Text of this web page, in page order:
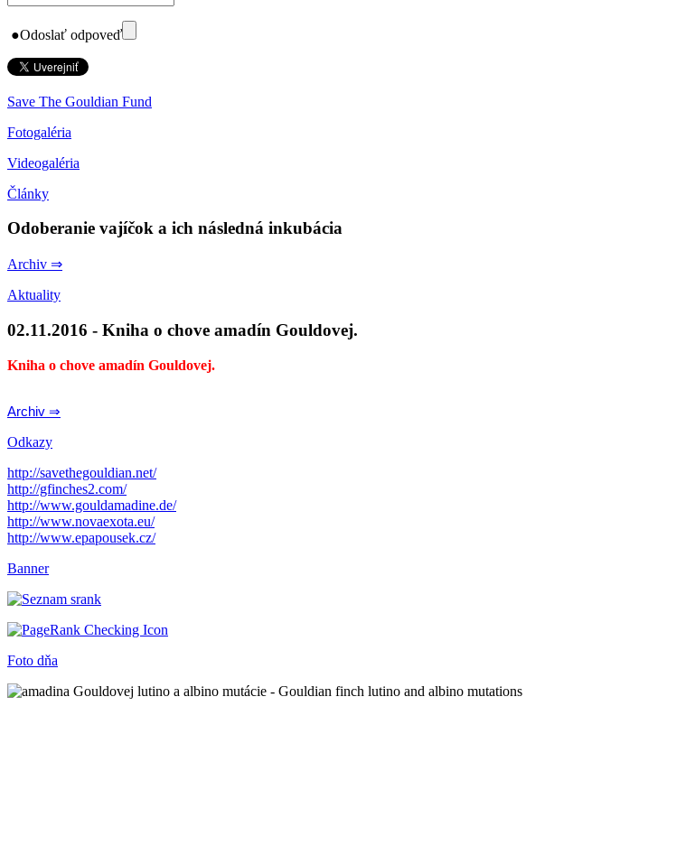
●Odoslať odpoveď
Save The Gouldian Fund
Fotogaléria
Videogaléria
Články
Odoberanie vajíčok a ich následná inkubácia
Archiv ⇒
Aktuality
02.11.2016 - Kniha o chove amadín Gouldovej.
Kniha o chove amadín Gouldovej.
Archiv ⇒
Odkazy
http://savethegouldian.net/
http://gfinches2.com/
http://www.gouldamadine.de/
http://www.novaexota.eu/
http://www.epapousek.cz/
Banner
Foto dňa